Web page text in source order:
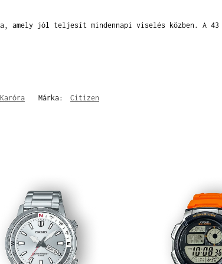
amely jól teljesít mindennapi viselés közben. A 43
Karóra Márka: Citizen